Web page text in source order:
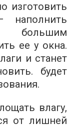
изготовить
наполнить
большим
ее у окна.
и станет
будет
влагу,
от лишней